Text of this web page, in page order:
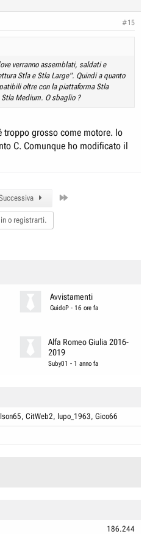
#15
verranno assemblati, saldati e
Stla e Stla Large". Quindi a quanto
oltre con la piattaforma Stla
Medium. O sbaglio ?
troppo grosso come motore. Io
C. Comunque ho modificato il
o registrarti.
Avvistamenti
GuidoP - 16 ore fa
Alfa Romeo Giulia 2016-
2019
Suby01 - 1 anno fa
CitWeb2 lupo_1963 Gico66
186.244